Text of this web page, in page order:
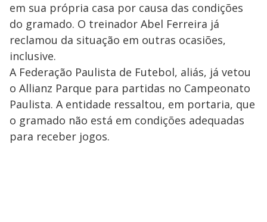
em sua própria casa por causa das condições
do gramado. O treinador Abel Ferreira já
reclamou da situação em outras ocasiões,
inclusive.
A Federação Paulista de Futebol, aliás, já vetou
o Allianz Parque para partidas no Campeonato
Paulista. A entidade ressaltou, em portaria, que
o gramado não está em condições adequadas
para receber jogos.